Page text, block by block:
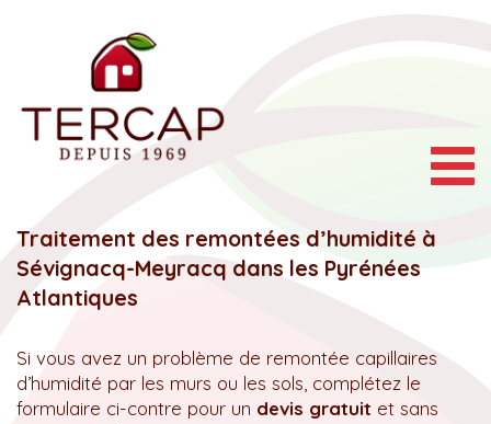
Traitement des remontées d’humidité à
Sévignacq-Meyracq dans les Pyrénées
Atlantiques
Si vous avez un problème de remontée capillaires
d’humidité par les murs ou les sols, complétez le
formulaire ci-contre pour un devis gratuit et sans